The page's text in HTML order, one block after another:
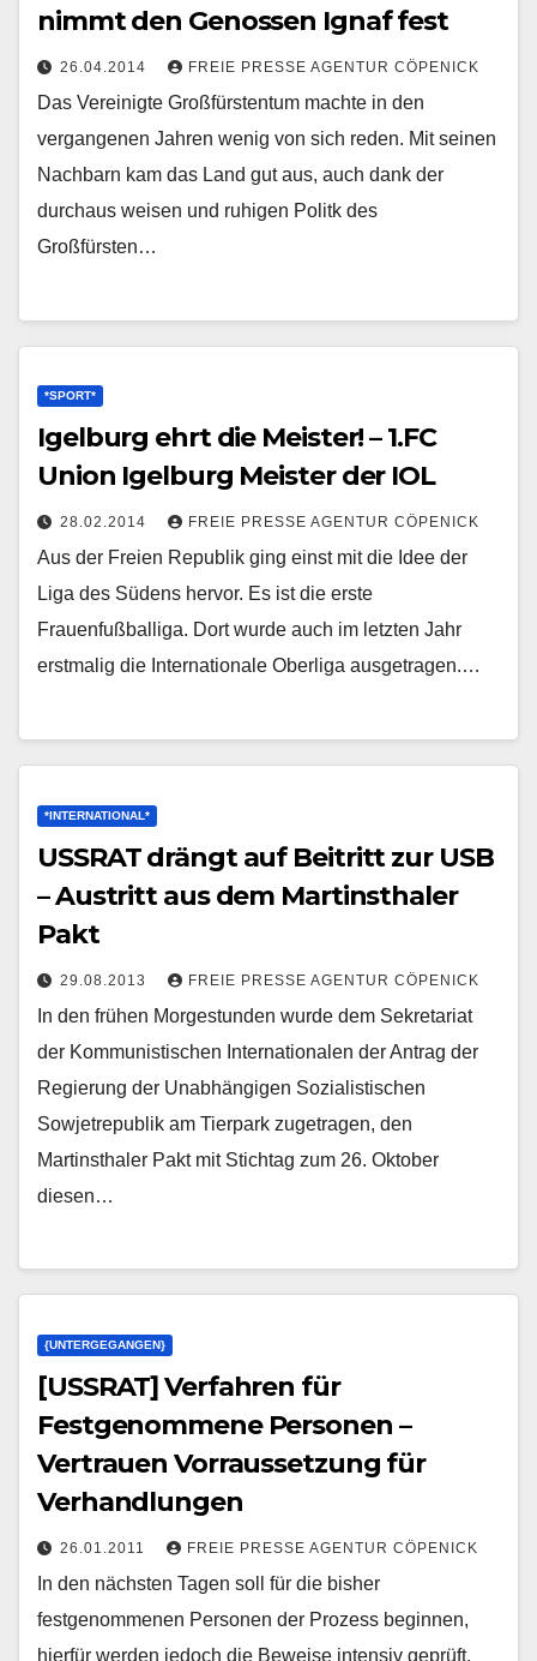
nimmt den Genossen Ignaf fest
26.04.2014 FREIE PRESSE AGENTUR CÖPENICK
Das Vereinigte Großfürstentum machte in den
vergangenen Jahren wenig von sich reden. Mit seinen
Nachbarn kam das Land gut aus, auch dank der
durchaus weisen und ruhigen Politk des
Großfürsten…
*SPORT*
Igelburg ehrt die Meister! – 1.FC
Union Igelburg Meister der IOL
28.02.2014 FREIE PRESSE AGENTUR CÖPENICK
Aus der Freien Republik ging einst mit die Idee der
Liga des Südens hervor. Es ist die erste
Frauenfußballiga. Dort wurde auch im letzten Jahr
erstmalig die Internationale Oberliga ausgetragen.…
*INTERNATIONAL*
USSRAT drängt auf Beitritt zur USB
– Austritt aus dem Martinsthaler
Pakt
29.08.2013 FREIE PRESSE AGENTUR CÖPENICK
In den frühen Morgestunden wurde dem Sekretariat
der Kommunistischen Internationalen der Antrag der
Regierung der Unabhängigen Sozialistischen
Sowjetrepublik am Tierpark zugetragen, den
Martinsthaler Pakt mit Stichtag zum 26. Oktober
diesen…
{UNTERGEGANGEN}
[USSRAT] Verfahren für
Festgenommene Personen –
Vertrauen Vorraussetzung für
Verhandlungen
26.01.2011 FREIE PRESSE AGENTUR CÖPENICK
In den nächsten Tagen soll für die bisher
festgenommenen Personen der Prozess beginnen,
hierfür werden jedoch die Beweise intensiv geprüft.